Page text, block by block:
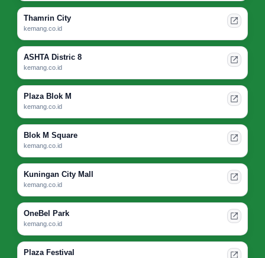
Thamrin City
kemang.co.id
ASHTA Distric 8
kemang.co.id
Plaza Blok M
kemang.co.id
Blok M Square
kemang.co.id
Kuningan City Mall
kemang.co.id
OneBel Park
kemang.co.id
Plaza Festival